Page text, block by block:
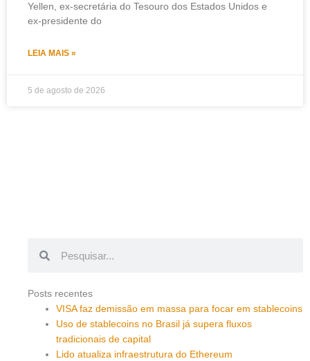
Yellen, ex-secretária do Tesouro dos Estados Unidos e
ex-presidente do
LEIA MAIS »
5 de agosto de 2026
Posts recentes
VISA faz demissão em massa para focar em stablecoins
Uso de stablecoins no Brasil já supera fluxos
tradicionais de capital
Lido atualiza infraestrutura do Ethereum